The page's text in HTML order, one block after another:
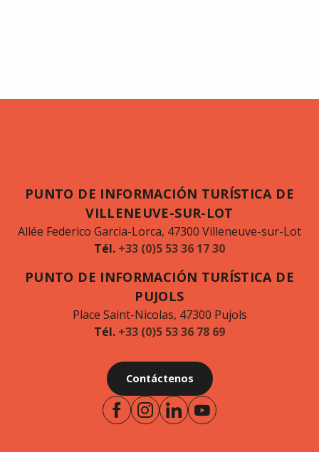
PUNTO DE INFORMACIÓN TURÍSTICA DE
VILLENEUVE-SUR-LOT
Allée Federico Garcia-Lorca, 47300 Villeneuve-sur-Lot
Tél. +33 (0)5 53 36 17 30
PUNTO DE INFORMACIÓN TURÍSTICA DE
PUJOLS
Place Saint-Nicolas, 47300 Pujols
Tél. +33 (0)5 53 36 78 69
Contáctenos